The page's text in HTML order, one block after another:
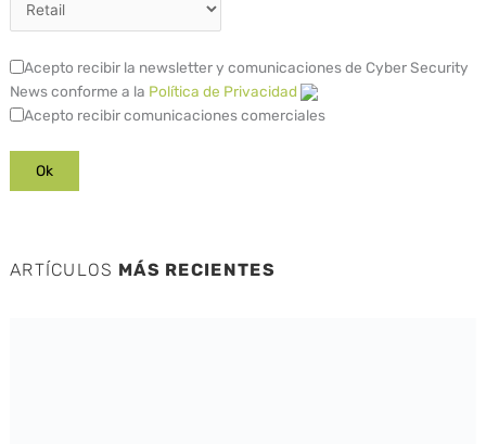
Acepto recibir la newsletter y comunicaciones de Cyber Security
News conforme a la Política de Privacidad
Acepto recibir comunicaciones comerciales
ARTÍCULOS MÁS RECIENTES